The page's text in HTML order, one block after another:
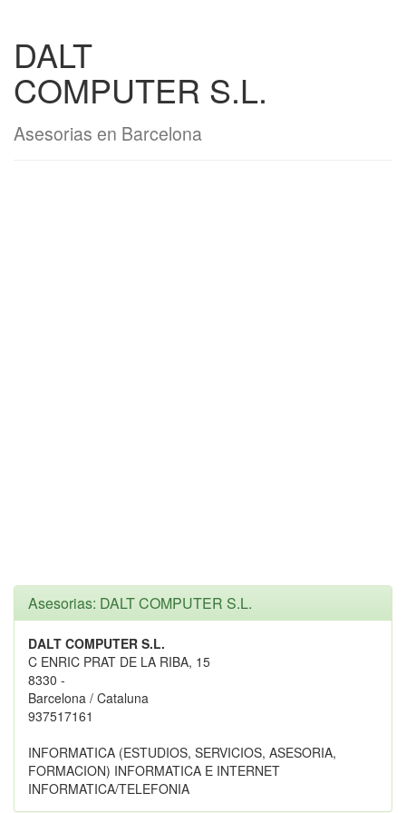
DALT
COMPUTER S.L.
Asesorias en Barcelona
Asesorias: DALT COMPUTER S.L.
DALT COMPUTER S.L.
C ENRIC PRAT DE LA RIBA, 15
8330 -
Barcelona / Cataluna
937517161
INFORMATICA (ESTUDIOS, SERVICIOS, ASESORIA,
FORMACION) INFORMATICA E INTERNET
INFORMATICA/TELEFONIA